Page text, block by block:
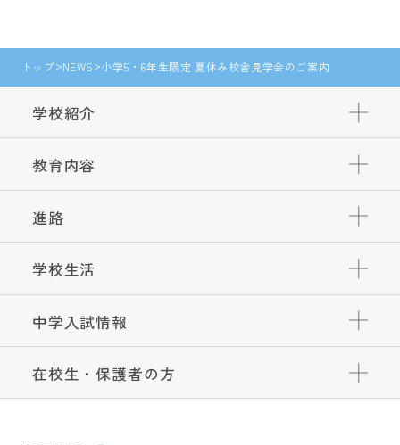
トップ NEWS 小学5・6年生限定 夏休み校舎見学会のご案内
学校紹介
教育内容
進路
学校生活
中学入試情報
在校生・保護者の方